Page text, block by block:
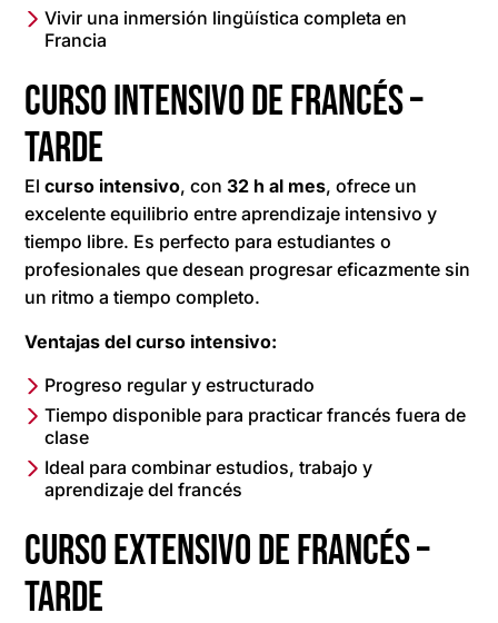
Vivir una inmersión lingüística completa en
Francia
Curso intensivo de francés –
tarde
Elcurso intensivo, con 32 h al mes, ofrece un
excelente equilibrio entre aprendizaje intensivo y
tiempo libre. Es perfecto para estudiantes o
profesionales que desean progresar eficazmente sin
un ritmo a tiempo completo.
Ventajas del curso intensivo:
Progreso regular y estructurado
Tiempo disponible para practicar francés fuera de
clase
Ideal para combinar estudios, trabajo y
aprendizaje del francés
Curso extensivo de francés –
tarde